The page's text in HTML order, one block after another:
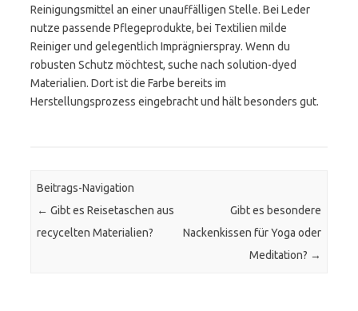
Reinigungsmittel an einer unauffälligen Stelle. Bei Leder
nutze passende Pflegeprodukte, bei Textilien milde
Reiniger und gelegentlich Imprägnierspray. Wenn du
robusten Schutz möchtest, suche nach solution-dyed
Materialien. Dort ist die Farbe bereits im
Herstellungsprozess eingebracht und hält besonders gut.
Beitrags-Navigation
← Gibt es Reisetaschen aus
recycelten Materialien?
Gibt es besondere
Nackenkissen für Yoga oder
Meditation? →